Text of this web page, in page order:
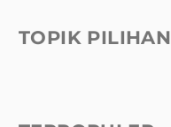
TOPIK PILIHAN